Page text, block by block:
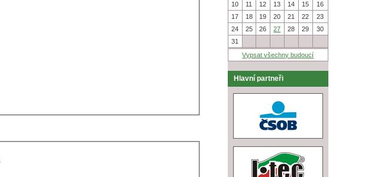
10
11 12 13 14 15
16
17
18 19 20 21 22
23
24
25 26 27 28 29
30
31
Vypsat všechny budoucí
Hlavní partneři